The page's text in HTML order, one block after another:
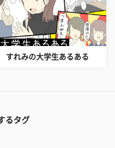
すれみの大学生あるある
るタグ